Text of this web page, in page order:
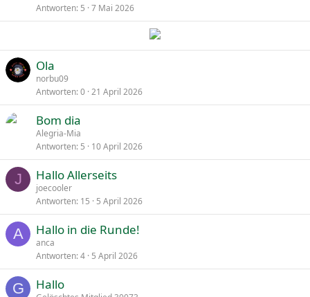
Antworten 5 7 Mai 2026
Ola
norbu09
Antworten 0 21 April 2026
Bom dia
Alegria-Mia
Antworten 5 10 April 2026
J Hallo Allerseits
joecooler
Antworten 15 5 April 2026
A Hallo in die Runde!
anca
Antworten 4 5 April 2026
G Hallo